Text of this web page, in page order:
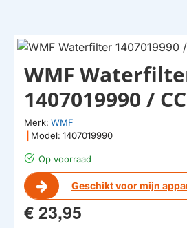
Op voorraad
Geschikt voor mijn
WMF
1407019990 /
Merk: WMF
Model: 1407019990
€ 23,95